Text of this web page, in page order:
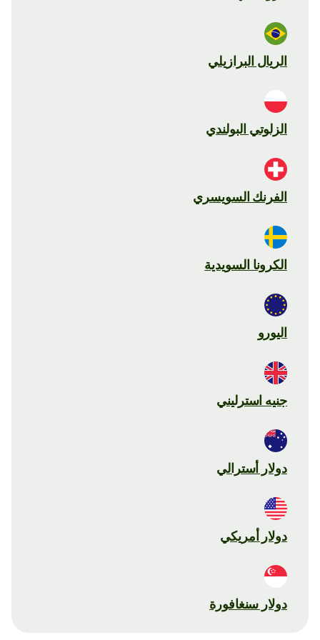
الريال البرازيلي
الزلوتي البولندي
الفرنك السويسري
الكرونا السويدية
اليورو
جنيه استرليني
دولار أسترالي
دولار أمريكي
دولار سنغافورة